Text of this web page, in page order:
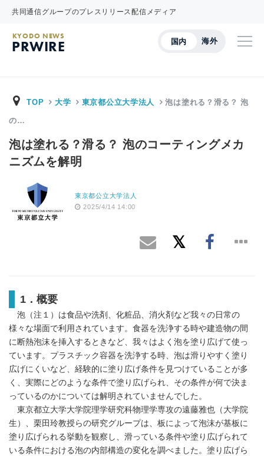
共同通信グループのプレスリリース配信メディア
国内 海外
KYODO NEWS
PRWIRE
TOP 大学 東京都公立大学法人 泡は塗れる？滑る？ 泡
の…
泡は塗れる？滑る？ 泡のコーティングメカ
ニズムを解明
東京都公立大学法人
2025/4/14 14:00
1．概要
泡（注１）は食品や洗剤、化粧品、消火剤など我々の日常の
様々な場面で利用されています。食器を洗浄する時や建造物の間
に断熱泡沫を挿入するときなど、我々はよく泡を塗り広げて使っ
ています。プラスチック容器を洗浄する時、泡は滑りやすく塗り
広げにくいなど、経験的に塗り広げ条件を見つけていることが多
く、実際にどのような条件で塗り広げられ、その条件が何で決ま
っているのかについては解明されていませんでした。
東京都立大学大学院理学研究科物理学専攻の遠藤雅也（大学院
生）、栗田玲教授らの研究グループは、板によって泡沫が基板に
塗り広げられる挙動を観察し、滑っている条件や塗り広げられて
いる条件における泡の内部構造の変化を調べました。塗り広げら